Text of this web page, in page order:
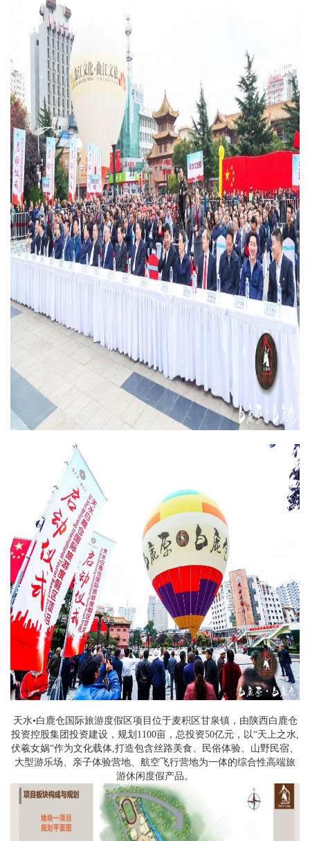
天水•白鹿仓国际旅游度假区项目位于麦积区甘泉镇，由陕西白鹿仓
投资控股集团投资建设，规划1100亩，总投资50亿元，以“天上之水,
伏羲女娲“作为文化载体,打造包含丝路美食、民俗体验、山野民宿、
大型游乐场、亲子体验营地、航空飞行营地为一体的综合性高端旅
游休闲度假产品。